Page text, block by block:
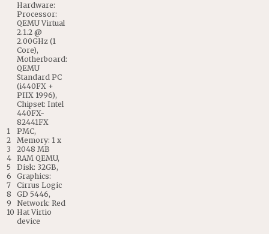
1
2
3
4
5
6
7
8
9
10
Hardware:
Processor:
QEMUVirtual
2.1.2 @
2.00GHz (1
Core),
Motherboard:
QEMU
Standard PC
(i440FX +
PIIX 1996),
Chipset: Intel
440FX-
82441FX
PMC,
Memory: 1 x
2048 MB
RAM QEMU,
Disk: 32GB,
Graphics:
Cirrus Logic
GD 5446,
Network: Red
HatVirtio
device